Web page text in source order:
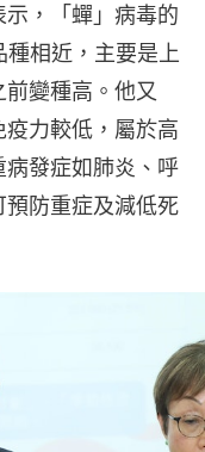
，「蟬」病毒的
相近，主要是上
變種高。他又
力較低，屬於高
發症如肺炎、呼
防重症及減低死